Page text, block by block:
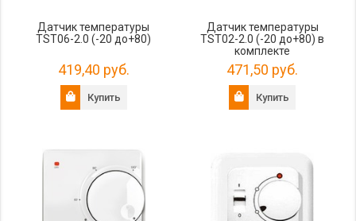
Датчик температуры
TST06-2.0 (-20 до+80)
419,40 руб.
Купить
Датчик температуры
TST02-2.0 (-20 до+80) в
комплекте
471,50 руб.
Купить